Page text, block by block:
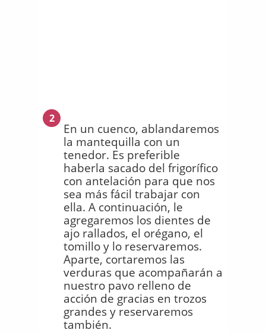
2
En un cuenco, ablandaremos
la mantequilla con un
tenedor. Es preferible
haberla sacado del frigorífico
con antelación para que nos
sea más fácil trabajar con
ella. A continuación, le
agregaremos los dientes de
ajo rallados, el orégano, el
tomillo y lo reservaremos.
Aparte, cortaremos las
verduras que acompañarán a
nuestro pavo relleno de
acción de gracias en trozos
grandes y reservaremos
también.